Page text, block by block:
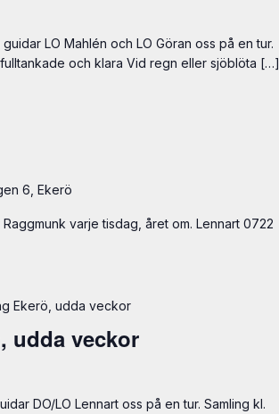
LO Mahlén och LO Göran oss på en tur.
fulltankade och klara Vid regn eller sjöblöta […]
6, Ekerö
varje tisdag, året om. Lennart 0722
Ekerö, udda veckor
udda veckor
DO/LO Lennart oss på en tur. Samling kl.